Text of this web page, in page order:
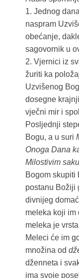
1. Jednog
naspram
obećanje,
sagovornik u
2. Vjernici iz
žuriti ka
Uzvišenog
dosegne
vječni mir i
Posljednji
Bogu, a u suri
Onoga Dana
Milostivim
Bogom skupiti
postanu Božiji
divnijeg
meleka koji im
meleka je
Meleci će im
množina od
dženneta i
ima svoje